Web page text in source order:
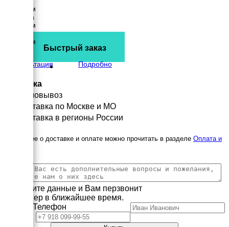
4475 мм
Ширина
1410 мм
2430 мм
Консультация
Подробно
Быстрый заказ
Доставка
Самовывоз
Доставка по Москве и МО
Доставка в регионы России
Подробнее о доставке и оплате можно прочитать в разделе Оплата и
Заполните данные и Вам перзвонит
менеджер в ближайшее время.
Телефон